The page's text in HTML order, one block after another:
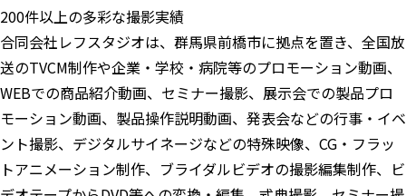
200件以上の多彩な撮影実績
合同会社レフスタジオは、群馬県前橋市に拠点を置き、全国放
送のTVCM制作や企業・学校・病院等のプロモーション動画、
WEBでの商品紹介動画、セミナー撮影、展示会での製品プロ
モーション動画、製品操作説明動画、発表会などの行事・イベ
ント撮影、デジタルサイネージなどの特殊映像、CG・フラッ
トアニメーション制作、ブライダルビデオの撮影編集制作、ビ